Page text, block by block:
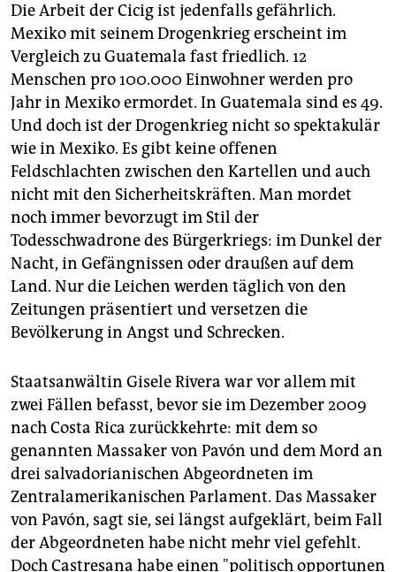
Die Arbeit der Cicig ist jedenfalls gefährlich.
Mexiko mit seinem Drogenkrieg erscheint im
Vergleich zu Guatemala fast friedlich. 12
Menschen pro 100.000 Einwohner werden pro
Jahr in Mexiko ermordet. In Guatemala sind es 49.
Und doch ist der Drogenkrieg nicht so spektakulär
wie in Mexiko. Es gibt keine offenen
Feldschlachten zwischen den Kartellen und auch
nicht mit den Sicherheitskräften. Man mordet
noch immer bevorzugt im Stil der
Todesschwadrone des Bürgerkriegs: im Dunkel der
Nacht, in Gefängnissen oder draußen auf dem
Land. Nur die Leichen werden täglich von den
Zeitungen präsentiert und versetzen die
Bevölkerung in Angst und Schrecken.
Staatsanwältin Gisele Rivera war vor allem mit
zwei Fällen befasst, bevor sie im Dezember 2009
nach Costa Rica zurückkehrte: mit dem so
genannten Massaker von Pavón und dem Mord an
drei salvadorianischen Abgeordneten im
Zentralamerikanischen Parlament. Das Massaker
von Pavón, sagt sie, sei längst aufgeklärt, beim Fall
der Abgeordneten habe nicht mehr viel gefehlt.
Doch Castresana habe einen "politisch opportunen